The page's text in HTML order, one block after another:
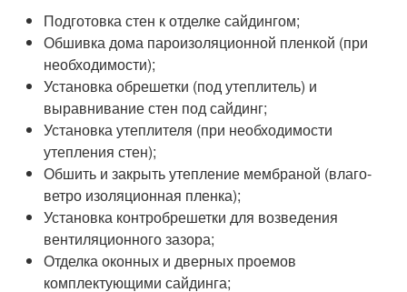
Подготовка стен к отделке сайдингом;
Обшивка дома пароизоляционной пленкой (при
необходимости);
Установка обрешетки (под утеплитель) и
выравнивание стен под сайдинг;
Установка утеплителя (при необходимости
утепления стен);
Обшить и закрыть утепление мембраной (влаго-
ветро изоляционная пленка);
Установка контробрешетки для возведения
вентиляционного зазора;
Отделка оконных и дверных проемов
комплектующими сайдинга;